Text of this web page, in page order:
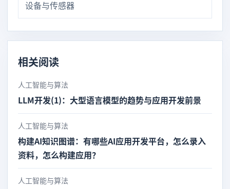
设备与传感器
相关阅读
人工智能与算法
LLM开发(1)：大型语言模型的趋势与应用开发前景
人工智能与算法
构建AI知识图谱：有哪些AI应用开发平台，怎么录入
资料，怎么构建应用？
人工智能与算法